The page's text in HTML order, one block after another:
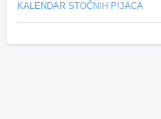
KALENDAR STOČNIH PIJACA